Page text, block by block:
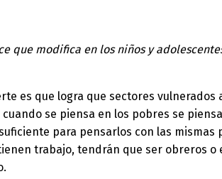
que modifica en los niños y
es que logra que sectores vulnerados
cuando se piensa en los pobres se
para pensarlos con las
trabajo, tendrán que ser obreros o